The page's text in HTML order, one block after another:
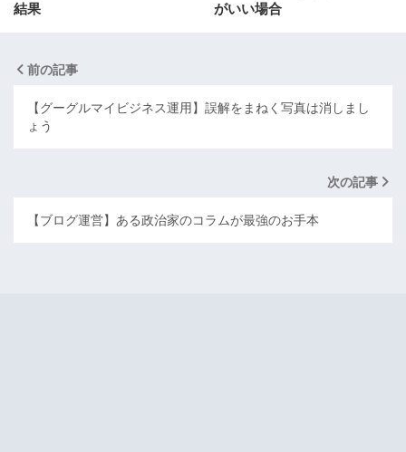
結果
がいい場合
前の記事
【グーグルマイビジネス運用】誤解をまねく写真は消しまし
ょう
次の記事
【ブログ運営】ある政治家のコラムが最強のお手本